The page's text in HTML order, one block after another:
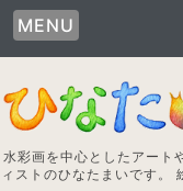
MENU
水彩画を中心としたアート
ィストのひなたまいです。